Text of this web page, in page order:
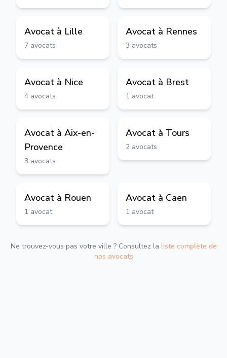
Avocat à Lille
7 avocats
Avocat à Rennes
3 avocats
Avocat à Nice
4 avocats
Avocat à Brest
1 avocat
Avocat à Aix-en-
Provence
3 avocats
Avocat à Tours
2 avocats
Avocat à Rouen
1 avocat
Avocat à Caen
1 avocat
Ne trouvez-vous pas votre ville ? Consultez la liste complète de
nos avocats